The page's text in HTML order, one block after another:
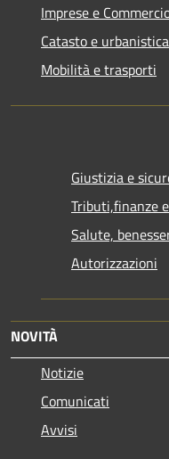
Imprese e
Catasto e urbanistica
Mobilità e trasporti
Giustizia e
Tributi,finanze
Salute,
Autorizzazioni
NOVITÀ
Notizie
Comunicati
Avvisi